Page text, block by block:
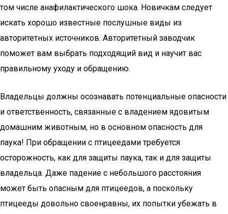
том числе анафилактического шока. Новичкам следует
искать хорошо известные послушные виды из
авторитетных источников. Авторитетный заводчик
поможет вам выбрать подходящий вид и научит вас
правильному уходу и обращению.
Владельцы должны осознавать потенциальные опасности
и ответственность, связанные с владением ядовитым
домашним животным, но в основном опасность для
паука! При обращении с птицеедами требуется
осторожность, как для защиты паука, так и для защиты
владельца. Даже падение с небольшого расстояния
может быть опасным для птицеедов, а поскольку
птицееды довольно своенравны, их попытки убежать в